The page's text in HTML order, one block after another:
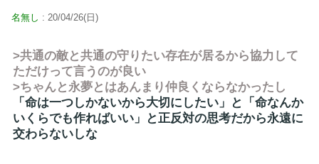
名無し : 20/04/26(日)
>共通の敵と共通の守りたい存在が居るから協力して
ただけって言うのが良い
>ちゃんと永夢とはあんまり仲良くならなかったし
「命は一つしかないから大切にしたい」と「命なんか
いくらでも作ればいい」と正反対の思考だから永遠に
交わらないしな